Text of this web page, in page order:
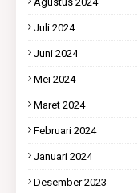
Juli 2024
Juni 2024
Mei 2024
Maret 2024
Februari 2024
Januari 2024
Desember 2023